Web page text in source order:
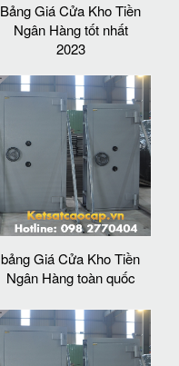
Bảng Giá Cửa Kho Tiền
Ngân Hàng tốt nhất
2023
bảng Giá Cửa Kho Tiền
Ngân Hàng toàn quốc